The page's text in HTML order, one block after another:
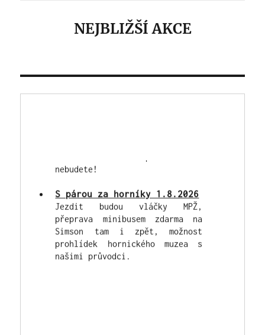
NEJBLIŽŠÍ AKCE
Tradiční zbýšovská celodenní
S párou za horníky 1.8.2026
přeprava minibusem zdarma na
Simson tam i zpět, možnost
prohlídek hornického muzea s
našimi průvodci.